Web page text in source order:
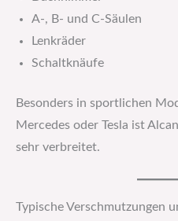
A-, B- und C-Säulen
Lenkräder
Schaltknäufe
Besonders in sportlichen
Mercedes oder Tesla ist
sehr verbreitet.
Typische Verschmutzungen